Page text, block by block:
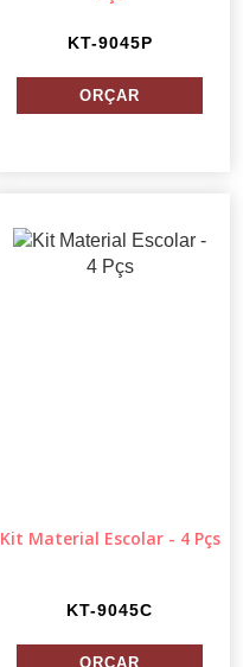
KT-9045P
Kit Material Escolar - 4 Pçs
KT-9045C